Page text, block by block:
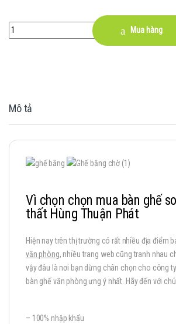
Quantity Mua hàng
Mô tả
Vì chọn chọn mua bàn ghế
thất Hùng Thuận Phát
Hiện nay trên thị trường có rất nhiều địa điểm
văn phòng, nhiều trang web cũng tranh nhau
vậy đâu là nơi bạn dừng chân chọn cho công
bàn ghế văn phòng ưng ý nhất. Hãy đến với
– 100% nhập khẩu